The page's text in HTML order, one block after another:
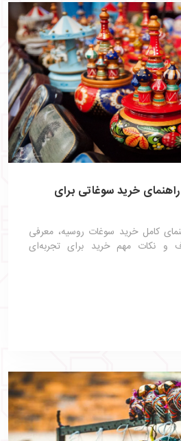
خرید سوغاتی برای
کامل خرید سوغات روسیه، معرفی
و نکات مهم خرید برای تجربه‌ای